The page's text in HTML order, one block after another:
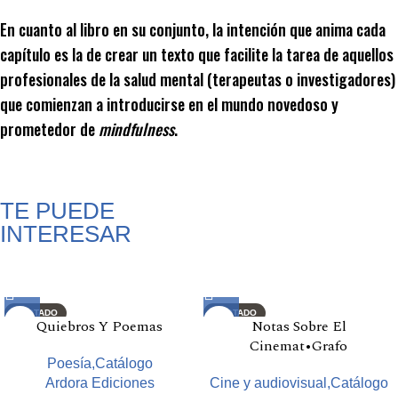
En cuanto al libro en su conjunto, la intención que anima cada
capítulo es la de crear un texto que facilite la tarea de aquellos
profesionales de la salud mental (terapeutas o investigadores)
que comienzan a introducirse en el mundo novedoso y
prometedor demindfulness.
TE PUEDE
INTERESAR
AGOTADO
Quiebros Y Poemas
Poesía,Catálogo
Ardora Ediciones
AGOTADO
Notas Sobre El
Cinemat•Grafo
Cine y audiovisual,Catálogo